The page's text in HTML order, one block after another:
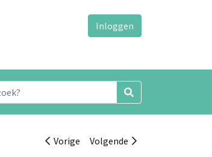
Inloggen
Vorige Volgende